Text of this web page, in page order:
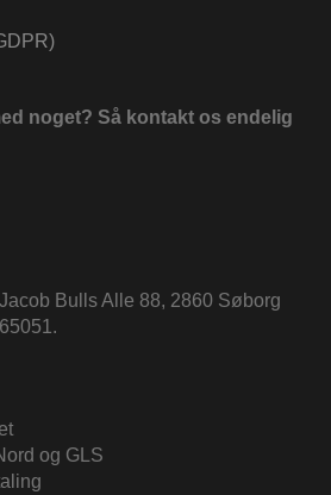
noget? Så kontakt os endelig
Bulls Alle 88, 2860 Søborg
og GLS